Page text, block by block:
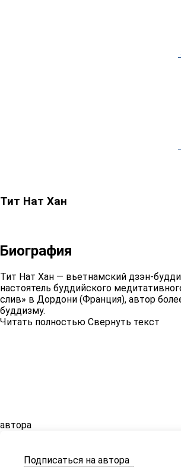
Тит Нат Хан
Биография
Тит Нат Хан — вьетнамский дзэн-
настоятель буддийского
слив» в Дордони (Франция), автор
буддизму.
Читать полностью Свернуть текст
автора
Подписаться на автора